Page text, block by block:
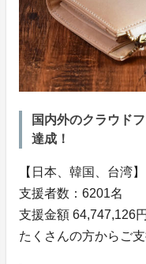
国内外のクラウド
達成！
【日本、韓国、台湾】
支援者数：6201名
支援金額 64,747,126円
たくさんの方からご